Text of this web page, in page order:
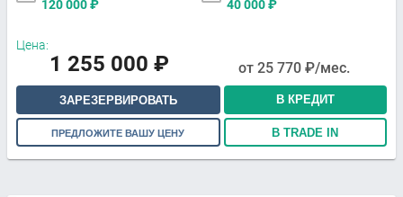
120 000₽
40 000₽
Цена:
1 255 000 ₽ от 25 770 ₽/мес.
ЗАРЕЗЕРВИРОВАТЬ В КРЕДИТ
ПРЕДЛОЖИТЕ ВАШУ ЦЕНУ В TRADE IN